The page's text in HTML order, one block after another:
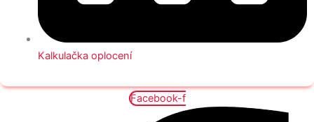
Kalkulačka oplocení
Facebook-f